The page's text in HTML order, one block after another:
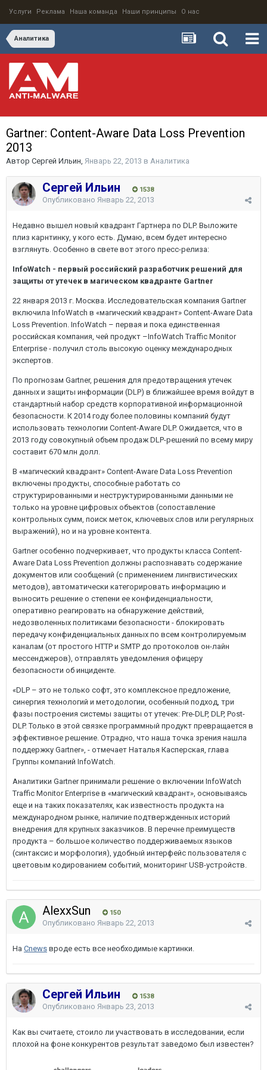
Услуги Реклама Наша команда Наши принципы О нас
Аналитика
Gartner: Content-Aware Data Loss Prevention
2013
Автор Сергей Ильин, Январь 22, 2013 в Аналитика
Сергей Ильин 1538
Опубликовано Январь 22, 2013
Недавно вышел новый квадрант Гартнера по DLP. Выложите
плиз карнтинку, у кого есть. Думаю, всем будет интересно
взглянуть. Особенно в свете вот этого пресс-релиза:
InfoWatch - первый российский разработчик решений для
защиты от утечек в магическом квадранте Gartner
22 января 2013 г. Москва. Исследовательская компания Gartner
включила InfoWatch в «магический квадрант» Content-Aware Data
Loss Prevention. InfoWatch – первая и пока единственная
российская компания, чей продукт –InfoWatch Traffic Monitor
Enterprise - получил столь высокую оценку международных
экспертов.
По прогнозам Gartner, решения для предотвращения утечек
данных и защиты информации (DLP) в ближайшее время войдут в
стандартный набор средств корпоративной информационной
безопасности. К 2014 году более половины компаний будут
использовать технологии Content-Aware DLP. Ожидается, что в
2013 году совокупный объем продаж DLP-решений по всему миру
составит 670 млн долл.
В «магический квадрант» Content-Aware Data Loss Prevention
включены продукты, способные работать со
структурированными и неструктурированными данными не
только на уровне цифровых объектов (сопоставление
контрольных сумм, поиск меток, ключевых слов или регулярных
выражений), но и на уровне контента.
Gartner особенно подчеркивает, что продукты класса Content-
Aware Data Loss Prevention должны распознавать содержание
документов или сообщений (с применением лингвистических
методов), автоматически категорировать информацию и
выносить решение о степени ее конфиденциальности,
оперативно реагировать на обнаружение действий,
недозволенных политиками безопасности - блокировать
передачу конфиденциальных данных по всем контролируемым
каналам (от простого HTTP и SMTP до протоколов он-лайн
мессенджеров), отправлять уведомления офицеру
безопасности об инциденте.
«DLP – это не только софт, это комплексное предложение,
синергия технологий и методологии, особенный подход, три
фазы построения системы защиты от утечек: Pre-DLP, DLP, Post-
DLP. Только в этой связке программный продукт превращается в
эффективное решение. Отрадно, что наша точка зрения нашла
поддержку Gartner», - отмечает Наталья Касперская, глава
Группы компаний InfoWatch.
Аналитики Gartner принимали решение о включении InfoWatch
Traffic Monitor Enterprise в «магический квадрант», основываясь
еще и на таких показателях, как известность продукта на
международном рынке, наличие подтвержденных историй
внедрения для крупных заказчиков. В перечне преимуществ
продукта – большое количество поддерживаемых языков
(синтаксис и морфология), удобный интерфейс пользователя с
цветовым кодированием событий, мониторинг USB-устройств.
AlexxSun 150
Опубликовано Январь 22, 2013
На Cnews вроде есть все необходимые картинки.
Сергей Ильин 1538
Опубликовано Январь 23, 2013
Как вы считаете, стоило ли участвовать в исследовании, если
плохой на фоне конкурентов результат заведомо был известен?